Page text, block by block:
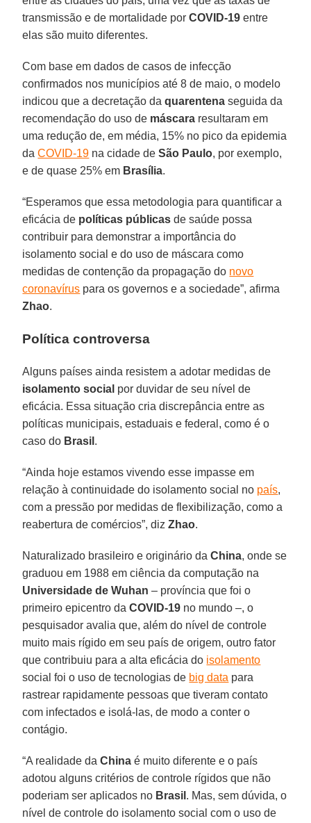
transmissão e de mortalidade porCOVID-19 entre
elas são muito diferentes.
Com base em dados de casos de infecção
confirmados nos municípios até 8 de maio, o modelo
indicou que a decretação daquarentena seguida da
recomendação do uso de máscara resultaram em
uma redução de, em média, 15% no pico da epidemia
daCOVID-19 na cidade deSão Paulo, por exemplo,
e de quase 25% em Brasília.
“Esperamos que essa metodologia para quantificar a
eficácia de políticas públicas de saúde possa
contribuir para demonstrar a importância do
isolamento social e do uso de máscara como
medidas de contenção da propagação do novo
coronavírus para os governos e a sociedade”, afirma
Zhao.
Política controversa
Alguns países ainda resistem a adotar medidas de
isolamento social por duvidar de seu nível de
eficácia. Essa situação cria discrepância entre as
políticas municipais, estaduais e federal, como é o
caso do Brasil .
“Ainda hoje estamos vivendo esse impasse em
relação à continuidade do isolamento social no país,
com a pressão por medidas de flexibilização, como a
reabertura de comércios”, dizZhao.
Naturalizado brasileiro e originário daChina, onde se
graduou em 1988 em ciência da computação na
Universidade de Wuhan – província que foi o
primeiro epicentro daCOVID-19 no mundo –, o
pesquisador avalia que, além do nível de controle
muito mais rígido em seu país de origem, outro fator
que contribuiu para a alta eficácia do isolamento
social foi o uso de tecnologias de big data para
rastrear rapidamente pessoas que tiveram contato
com infectados e isolá-las, de modo a conter o
contágio.
“A realidade daChina é muito diferente e o país
adotou alguns critérios de controle rígidos que não
poderiam ser aplicados no Brasil . Mas, sem dúvida, o
nível de controle do isolamento social com o uso de